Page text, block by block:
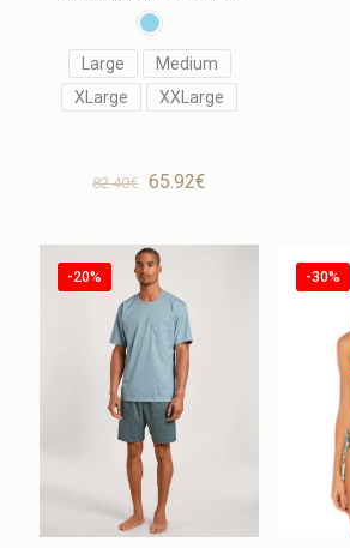
Large
Medium
XLarge
XXLarge
82.40€ Original
82.40€.
65.92€
είναι:
-20% -30%